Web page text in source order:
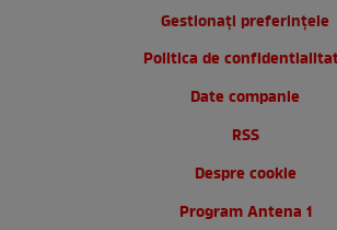
Gestionați preferințele
Politica de
Date companie
RSS
Despre cookie
Program Antena 1